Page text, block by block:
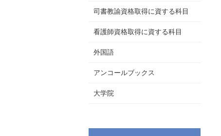
司書教諭資格取得に資する科目
看護師資格取得に資する科目
外国語
アンコールブックス
大学院